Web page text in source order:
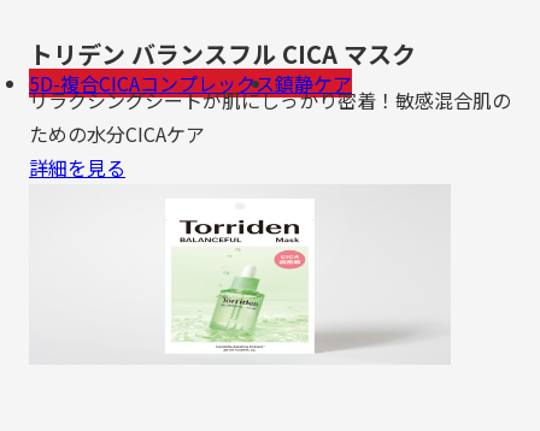
トリデン バランスフル CICA マスク
5D-複合CICAコンプレックス鎮静ケア
リラクシングシートが肌にしっかり密着！敏感混合肌の
ための水分CICAケア
詳細を見る